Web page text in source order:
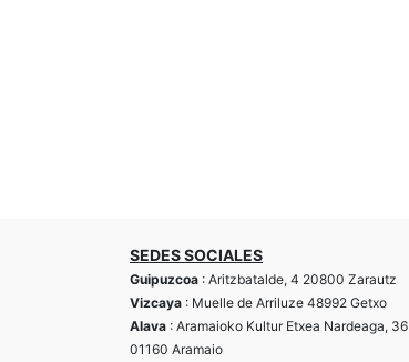
SEDES SOCIALES
Guipuzcoa : Aritzbatalde, 4 20800 Zarautz
Vizcaya : Muelle de Arriluze 48992 Getxo
Alava : Aramaioko Kultur Etxea Nardeaga, 36
01160 Aramaio